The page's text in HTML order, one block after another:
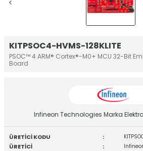
KITPSOC4-HVMS-128KLITE
PSOC™ 4 ARM® Cortex®-M0+ MCU 32-Bit
Board
Infineon Technologies Marka
ÜRETİCİ KODU :
ÜRETİCİ :